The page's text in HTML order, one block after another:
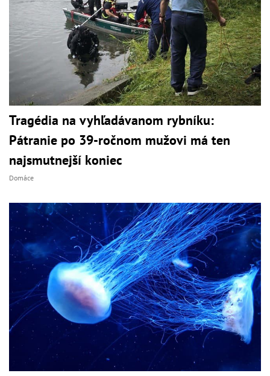
Tragédia na vyhľadávanom rybníku:
Pátranie po 39-ročnom mužovi má ten
najsmutnejší koniec
Domáce